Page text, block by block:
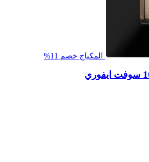
المكياج خصم 11%